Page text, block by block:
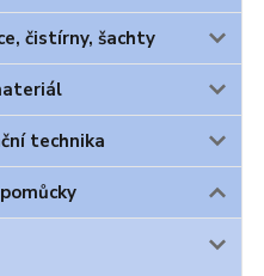
čistírny, šachty
technika